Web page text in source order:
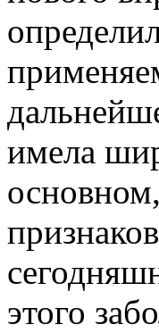
имела
этого